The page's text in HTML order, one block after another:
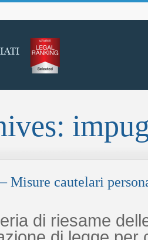
Misure cautelari
di riesame